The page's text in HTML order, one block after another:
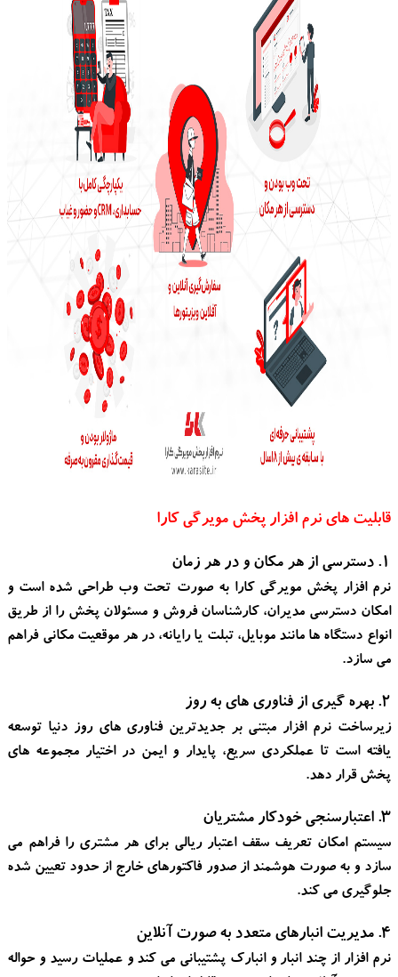
قابلیت های نرم افزار پخش مویرگی کارا
۱. دسترسی از هر مکان و در هر زمان
نرم افزار پخش مویرگی کارا به صورت تحت وب طراحی شده است و
امکان دسترسی مدیران، کارشناسان فروش و مسئولان پخش را از طریق
انواع دستگاه ها مانند موبایل، تبلت یا رایانه، در هر موقعیت مکانی فراهم
می سازد.
۲. بهره گیری از فناوری های به روز
زیرساخت نرم افزار مبتنی بر جدیدترین فناوری های روز دنیا توسعه
یافته است تا عملکردی سریع، پایدار و ایمن در اختیار مجموعه های
پخش قرار دهد.
۳. اعتبارسنجی خودکار مشتریان
سیستم امکان تعریف سقف اعتبار ریالی برای هر مشتری را فراهم می
سازد و به صورت هوشمند از صدور فاکتورهای خارج از حدود تعیین شده
جلوگیری می کند.
۴. مدیریت انبارهای متعدد به صورت آنلاین
نرم افزار از چند انبار و انبارک پشتیبانی می کند و عملیات رسید و حواله